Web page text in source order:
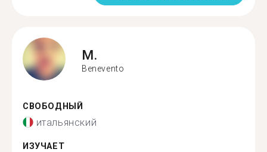
M.
Benevento
СВОБОДНЫЙ
итальянский
ИЗУЧАЕТ